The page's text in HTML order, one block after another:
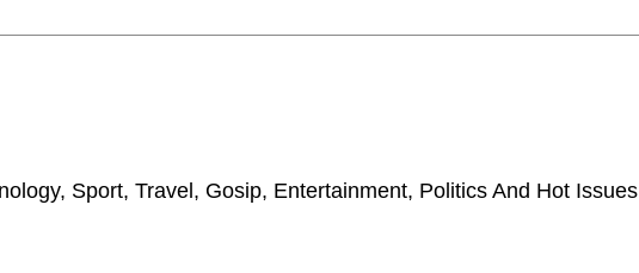
Sport, Travel, Gosip, Entertainment, Politics And Hot Issues